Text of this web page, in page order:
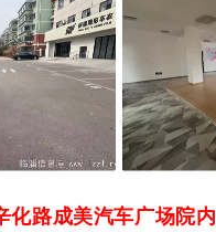
化路成美汽车广场院内